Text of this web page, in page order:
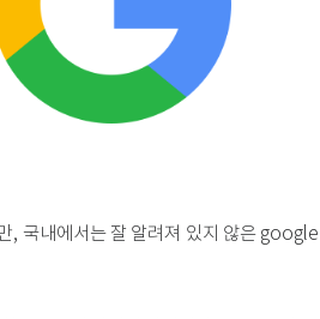
, 국내에서는 잘 알려져 있지 않은